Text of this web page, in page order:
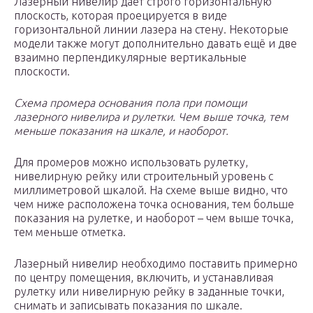
плоскость, которая проецируется в виде
горизонтальной линии лазера на стену. Некоторые
модели также могут дополнительно давать ещё и две
взаимно перпендикулярные вертикальные
плоскости.
Схема промера основания пола при помощи
лазерного нивелира и рулетки. Чем выше точка, тем
меньше показания на шкале, и наоборот.
Для промеров можно использовать рулетку,
нивелирную рейку или строительный уровень с
миллиметровой шкалой. На схеме выше видно, что
чем ниже расположена точка основания, тем больше
показания на рулетке, и наоборот – чем выше точка,
тем меньше отметка.
Лазерный нивелир необходимо поставить примерно
по центру помещения, включить, и устанавливая
рулетку или нивелирную рейку в заданные точки,
снимать и записывать показания по шкале.